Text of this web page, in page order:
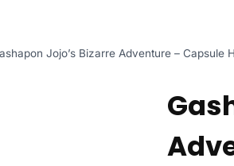
Jojo’s Bizarre Adventure – Capsule